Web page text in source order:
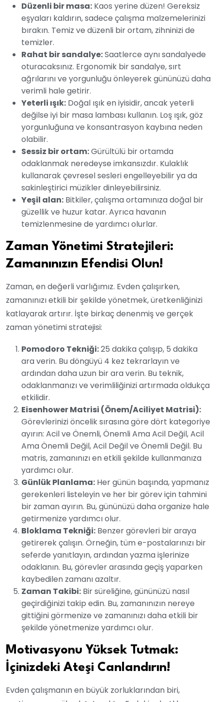
Düzenli bir masa: Kaos yerine düzen! Gereksiz
eşyaları kaldırın, sadece çalışma malzemelerinizi
bırakın. Temiz ve düzenli bir ortam, zihninizi de
temizler.
Rahat bir sandalye:Saatlerce aynı sandalyede
oturacaksınız. Ergonomik bir sandalye, sırt
ağrılarını ve yorgunluğu önleyerek gününüzü daha
verimli hale getirir.
Yeterli ışık: Doğal ışık en iyisidir, ancak yeterli
değilse iyi bir masa lambası kullanın. Loş ışık, göz
yorgunluğuna ve konsantrasyon kaybına neden
olabilir.
Sessiz bir ortam:Gürültülü bir ortamda
odaklanmak neredeyse imkansızdır. Kulaklık
kullanarak çevresel sesleri engelleyebilir ya da
sakinleştirici müzikler dinleyebilirsiniz.
Yeşil alan: Bitkiler, çalışma ortamınıza doğal bir
güzellik ve huzur katar. Ayrıca havanın
temizlenmesine de yardımcı olurlar.
Zaman Yönetimi Stratejileri:
Zamanınızın Efendisi Olun!
Zaman, en değerli varlığımız. Evden çalışırken,
zamanınızı etkili bir şekilde yönetmek, üretkenliğinizi
katlayarak artırır. İşte birkaç denenmiş ve gerçek
zaman yönetimi stratejisi:
Pomodoro Tekniği:25 dakika çalışıp, 5 dakika
ara verin. Bu döngüyü 4 kez tekrarlayın ve
ardından daha uzun bir ara verin. Bu teknik,
odaklanmanızı ve verimliliğinizi artırmada oldukça
etkilidir.
Eisenhower Matrisi (Önem/Aciliyet Matrisi):
Görevlerinizi öncelik sırasına göre dört kategoriye
ayırın: Acil ve Önemli, Önemli Ama Acil Değil, Acil
Ama Önemli Değil, Acil Değil ve Önemli Değil. Bu
matris, zamanınızı en etkili şekilde kullanmanıza
yardımcı olur.
Günlük Planlama: Her günün başında, yapmanız
gerekenleri listeleyin ve her bir görev için tahmini
bir zaman ayırın. Bu, gününüzü daha organize hale
getirmenize yardımcı olur.
Bloklama Tekniği: Benzer görevleri bir araya
getirerek çalışın. Örneğin, tüm e-postalarınızı bir
seferde yanıtlayın, ardından yazma işlerinize
odaklanın. Bu, görevler arasında geçiş yaparken
kaybedilen zamanı azaltır.
Zaman Takibi: Bir süreliğine, gününüzü nasıl
geçirdiğinizi takip edin. Bu, zamanınızın nereye
gittiğini görmenize ve zamanınızı daha etkili bir
şekilde yönetmenize yardımcı olur.
Motivasyonu Yüksek Tutmak:
İçinizdeki Ateşi Canlandırın!
Evden çalışmanın en büyük zorluklarından biri,